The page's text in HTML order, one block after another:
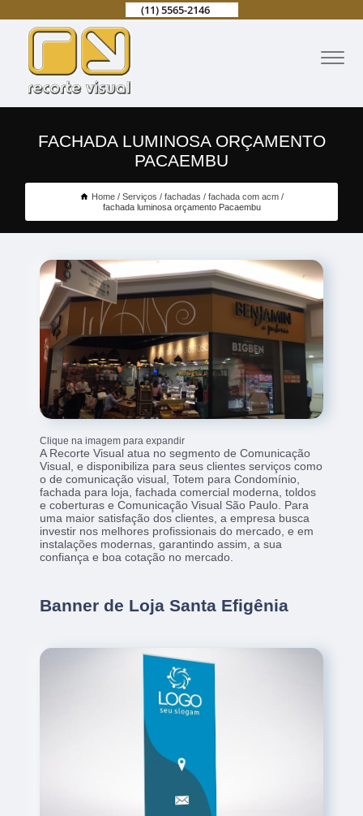
(11) 5565-2146
FACHADA LUMINOSA ORÇAMENTO
PACAEMBU
Home Serviços fachadas
fachada com acm
fachada luminosa orçamento Pacaembu
Clique na imagem para expandir
A Recorte Visual atua no segmento de Comunicação
Visual, e disponibiliza para seus clientes serviços como
o de comunicação visual, Totem para Condomínio,
fachada para loja, fachada comercial moderna, toldos
e coberturas e Comunicação Visual São Paulo. Para
uma maior satisfação dos clientes, a empresa busca
investir nos melhores profissionais do mercado, e em
instalações modernas, garantindo assim, a sua
confiança e boa cotação no mercado.
Banner de Loja Santa Efigênia